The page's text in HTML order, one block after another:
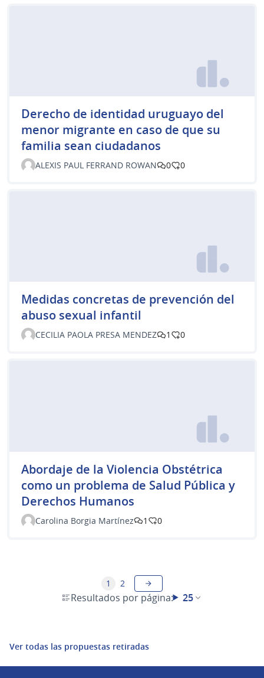
Derecho de identidad uruguayo del
menor migrante en caso de que su
familia sean ciudadanos
ALEXIS PAUL FERRAND ROWAN 0 0
Medidas concretas de prevención del
abuso sexual infantil
CECILIA PAOLA PRESA MENDEZ 1 0
Abordaje de la Violencia Obstétrica
como un problema de Salud Pública y
Derechos Humanos
Carolina Borgia Martínez 1 0
Resultados por página: 25
1 2
Ver todas las propuestas retiradas